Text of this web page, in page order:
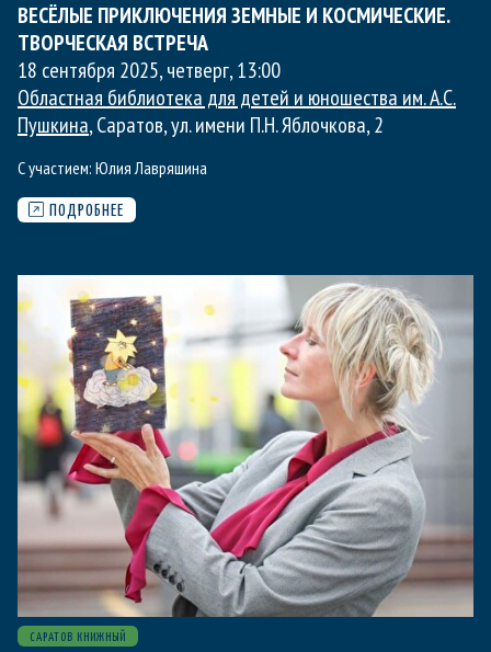
ВЕСЁЛЫЕ ПРИКЛЮЧЕНИЯ ЗЕМНЫЕ И КОСМИЧЕСКИЕ.
ТВОРЧЕСКАЯ ВСТРЕЧА
18 сентября 2025, четверг,13:00
Областная библиотека для детей и юношества им. А.С.
Пушкина, Саратов, ул. имени П.Н. Яблочкова, 2
С участием: Юлия Лавряшина
ПОДРОБНЕЕ
САРАТОВ КНИЖНЫЙ